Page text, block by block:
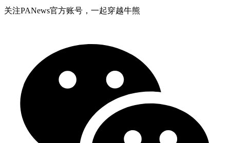
关注PANews官方账号，一起穿越牛熊